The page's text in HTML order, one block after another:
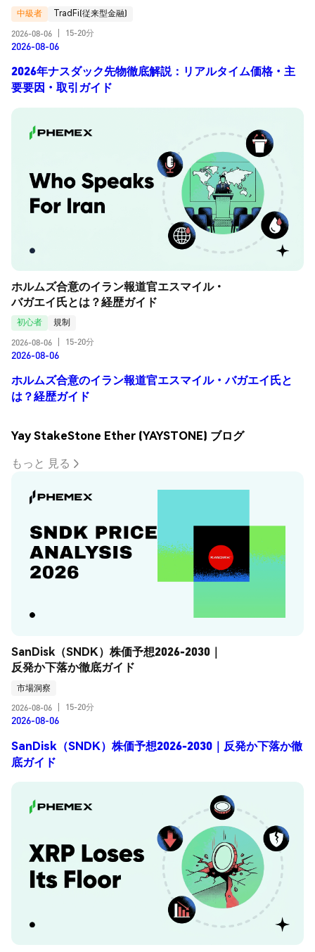
中級者
TradFi(従来型金融)
2026-08-06
15-20分
2026-08-06
2026年ナスダック先物徹底解説：リアルタイム価格・主
要要因・取引ガイド
ホルムズ合意のイラン報道官エスマイル・
バガエイ氏とは？経歴ガイド
初心者
規制
2026-08-06
15-20分
2026-08-06
ホルムズ合意のイラン報道官エスマイル・バガエイ氏と
は？経歴ガイド
Yay StakeStone Ether (YAYSTONE) ブログ
もっと 見る
SanDisk（SNDK）株価予想2026-2030｜
反発か下落か徹底ガイド
市場洞察
2026-08-06
15-20分
2026-08-06
SanDisk（SNDK）株価予想2026-2030｜反発か下落か徹
底ガイド